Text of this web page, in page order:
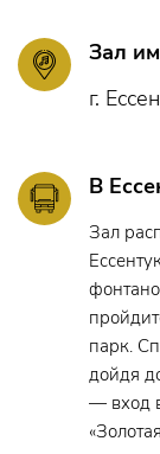
Зал
г.
В
Зал
парк.
дойдя
— вход